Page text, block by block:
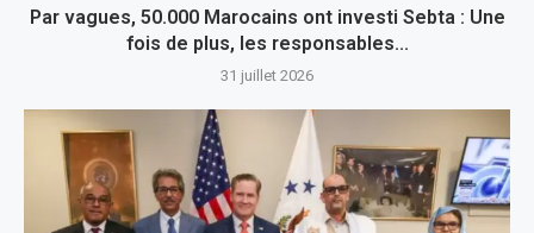
Par vagues, 50.000 Marocains ont investi Sebta : Une
fois de plus, les responsables...
31 juillet 2026